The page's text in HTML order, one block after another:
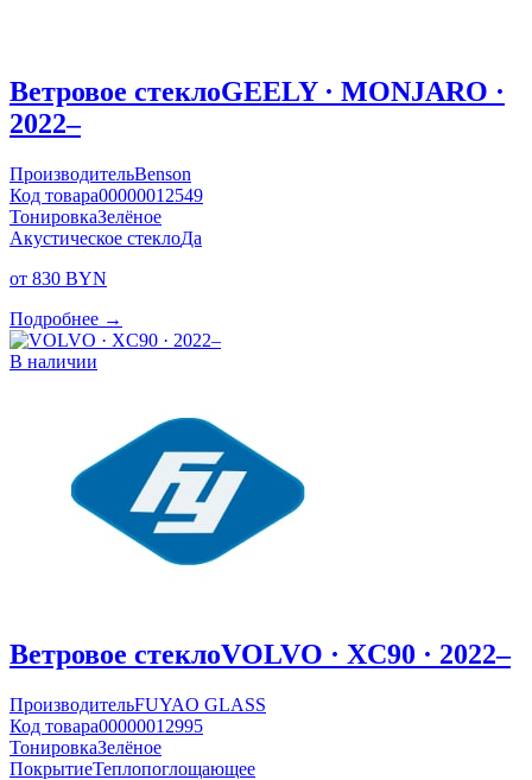
Ветровое стеклоGEELY · MONJARO ·
2022–
ПроизводительBenson
Код товара00000012549
ТонировкаЗелёное
Акустическое стеклоДа
от 830 BYN
Подробнее →
В наличии
Ветровое стеклоVOLVO · XC90 · 2022–
ПроизводительFUYAO GLASS
Код товара00000012995
ТонировкаЗелёное
ПокрытиеТеплопоглощающее